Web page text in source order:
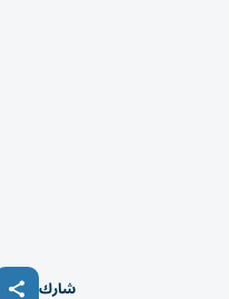
شارك